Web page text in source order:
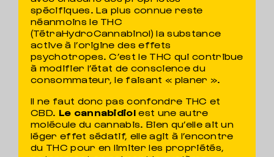
spécifiques. La plus connue reste
néanmoins le THC
(TétraHydroCannabinol) la substance
active à l’origine des effets
psychotropes. C’est le THC qui contribue
à modifier l’état de conscience du
consommateur, le faisant « planer ».
Il ne faut donc pas confondre THC et
CBD. Le cannabidiol est une autre
molécule du cannabis. Bien qu’elle ait un
léger effet sédatif, elle agit à l’encontre
du THC pour en limiter les propriétés,